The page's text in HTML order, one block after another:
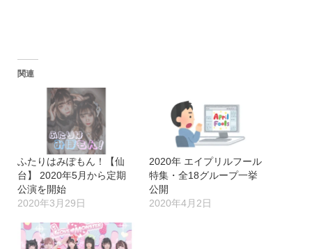
関連
ふたりはみぽもん！【仙
台】 2020年5月から定期
公演を開始
2020年3月29日
2020年 エイプリルフール
特集・全18グループ一挙
公開
2020年4月2日